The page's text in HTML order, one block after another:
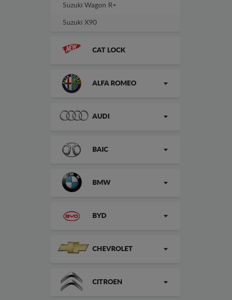
Suzuki Wagon R+
Suzuki X90
CAT LOCK
ALFA ROMEO
AUDI
BAIC
BMW
BYD
CHEVROLET
CITROEN